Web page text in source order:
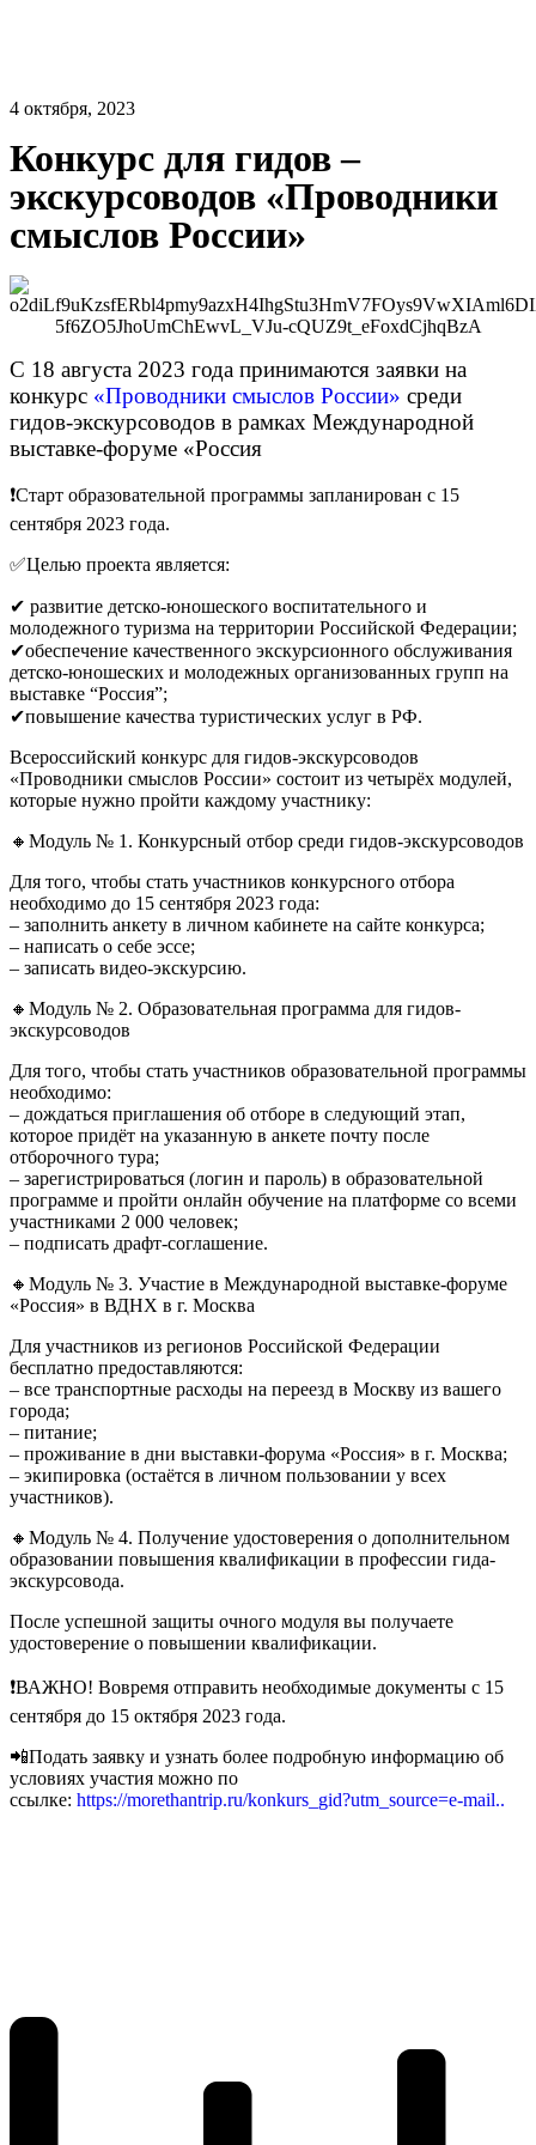
4 октября, 2023
Конкурс для гидов –
экскурсоводов «Проводники
смыслов России»
С 18 августа 2023 года принимаются заявки на
конкурс «Проводники смыслов России» среди
гидов-экскурсоводов в рамках Международной
выставке-форуме «Россия
❗Старт образовательной программы запланирован с 15
сентября 2023 года.
✅Целью проекта является:
✔ развитие детско-юношеского воспитательного и
молодежного туризма на территории Российской Федерации;
✔обеспечение качественного экскурсионного обслуживания
детско-юношеских и молодежных организованных групп на
выставке “Россия”;
✔повышение качества туристических услуг в РФ.
Всероссийский конкурс для гидов-экскурсоводов
«Проводники смыслов России» состоит из четырёх модулей,
которые нужно пройти каждому участнику:
🔸Модуль № 1. Конкурсный отбор среди гидов-экскурсоводов
Для того, чтобы стать участников конкурсного отбора
необходимо до 15 сентября 2023 года:
– заполнить анкету в личном кабинете на сайте конкурса;
– написать о себе эссе;
– записать видео-экскурсию.
🔸Модуль № 2. Образовательная программа для гидов-
экскурсоводов
Для того, чтобы стать участников образовательной программы
необходимо:
– дождаться приглашения об отборе в следующий этап,
которое придёт на указанную в анкете почту после
отборочного тура;
– зарегистрироваться (логин и пароль) в образовательной
программе и пройти онлайн обучение на платформе со всеми
участниками 2 000 человек;
– подписать драфт-соглашение.
🔸Модуль № 3. Участие в Международной выставке-форуме
«Россия» в ВДНХ в г. Москва
Для участников из регионов Российской Федерации
бесплатно предоставляются:
– все транспортные расходы на переезд в Москву из вашего
города;
– питание;
– проживание в дни выставки-форума «Россия» в г. Москва;
– экипировка (остаётся в личном пользовании у всех
участников).
🔸Модуль № 4. Получение удостоверения о дополнительном
образовании повышения квалификации в профессии гида-
экскурсовода.
После успешной защиты очного модуля вы получаете
удостоверение о повышении квалификации.
❗ВАЖНО! Вовремя отправить необходимые документы с 15
сентября до 15 октября 2023 года.
📲Подать заявку и узнать более подробную информацию об
условиях участия можно по
ссылке: https://morethantrip.ru/konkurs_gid?utm_source=e-mail..